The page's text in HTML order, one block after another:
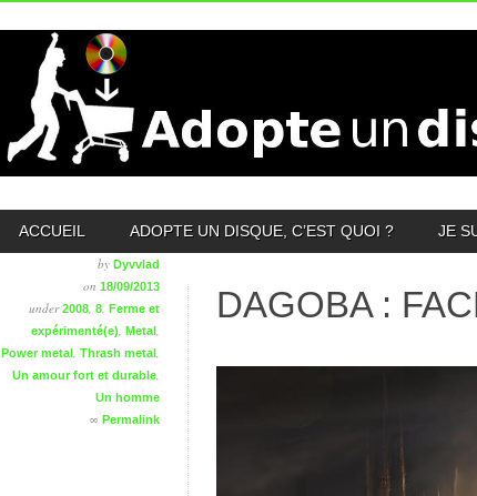
MAIN MENU
ACCUEIL ADOPTE UN DISQUE, C’EST QUOI ? JE
by Dyvvlad
on 18/09/2013
under2008 8 Ferme et
expérimenté(e) Metal
Power metal Thrash metal
Un amour fort et durable
Un homme
∞ Permalink
DAGOBA :